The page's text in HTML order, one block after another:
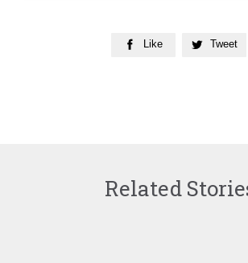
 Like  Tweet
Related